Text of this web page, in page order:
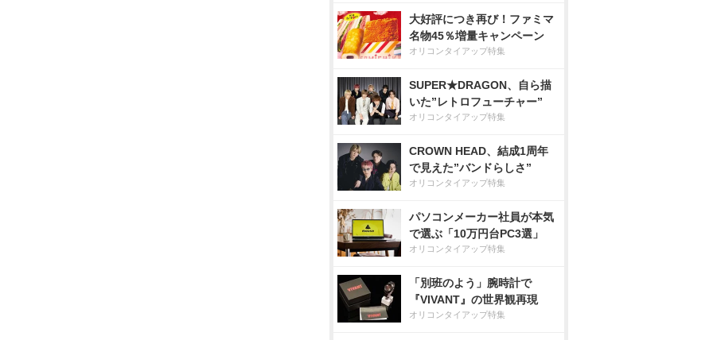
大好評につき再び！ファミマ
名物45％増量キャンペーン
オリコンタイアップ特集
SUPER★DRAGON、自ら描
いた”レトロフューチャー”
オリコンタイアップ特集
CROWN HEAD、結成1周年
で見えた”バンドらしさ”
オリコンタイアップ特集
パソコンメーカー社員が本気
で選ぶ「10万円台PC3選」
オリコンタイアップ特集
「別班のよう」腕時計で
『VIVANT』の世界観再現
オリコンタイアップ特集